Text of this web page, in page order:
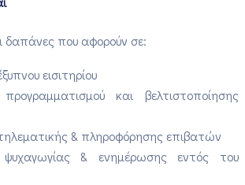
δαπάνες που αφορούν σε:
εισιτηρίου
και βελτιστοποίησης
& πληροφόρησης επιβατών
& ενημέρωσης εντός του